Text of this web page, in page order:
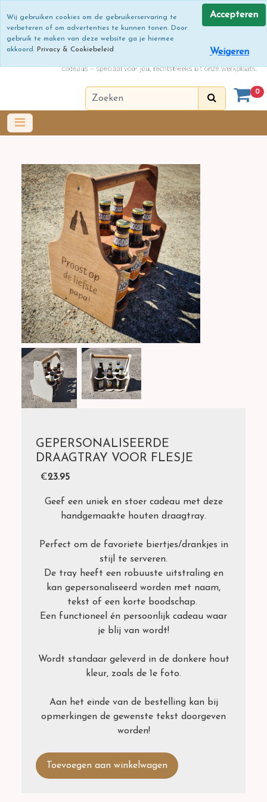
0
GEPERSONALISEERDE
DRAAGTRAY VOOR FLESJE
€23.95
Geef een uniek en stoer cadeau met deze
handgemaakte houten draagtray.
Perfect om de favoriete biertjes/drankjes in
stijl te serveren.
De tray heeft een robuuste uitstraling en
kan gepersonaliseerd worden met naam,
tekst of een korte boodschap.
Een functioneel én persoonlijk cadeau waar
je blij van wordt!
Wordt standaar geleverd in de donkere hout
kleur, zoals de 1e foto.
Aan het einde van de bestelling kan bij
opmerkingen de gewenste tekst doorgeven
worden!
Wij gebruiken cookies om de gebruikerservaring te
verbeteren of om advertenties te kunnen tonen. Door
gebruik te maken van deze website ga je hiermee
akkoord. Privacy & Cookiebeleid
Accepteren
Weigeren